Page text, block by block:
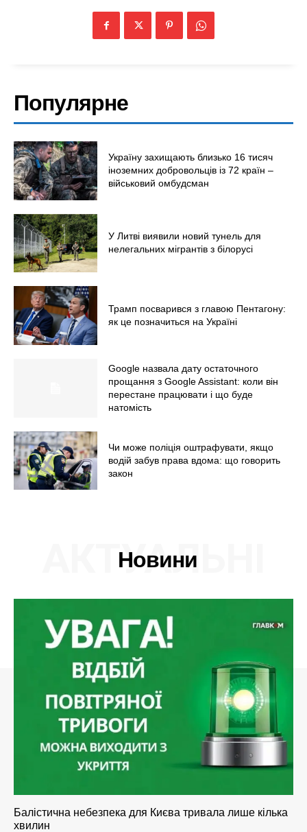
Меню
Київ
Україна
Економіка
Світ
Технології
Війна
Популярне
Україну захищають близько 16 тисяч
іноземних добровольців із 72 країн –
військовий омбудсман
У Литві виявили новий тунель для
нелегальних мігрантів з білорусі
Трамп посварився з главою Пентагону:
як це позначиться на Україні
Google назвала дату остаточного
прощання з Google Assistant: коли він
перестане працювати і що буде
натомість
Чи може поліція оштрафувати, якщо
водій забув права вдома: що говорить
закон
Новини
АКТУАЛЬНІ
Балістична небезпека для Києва тривала лише кілька
хвилин